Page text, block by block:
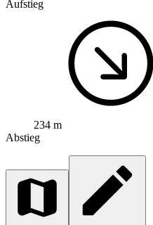
Aufstieg
234 m
Abstieg